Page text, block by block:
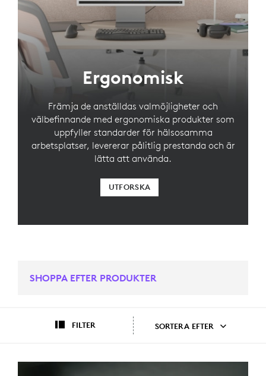
Ergonomisk
Främja de anställdas valmöjligheter och
välbefinnande med ergonomiska produkter som
uppfyller standarder för hälsosamma
arbetsplatser, levererar pålitlig prestanda och är
lätta att använda.
UTFORSKA
SHOPPA EFTER PRODUKTER
FILTER SORTERA EFTER